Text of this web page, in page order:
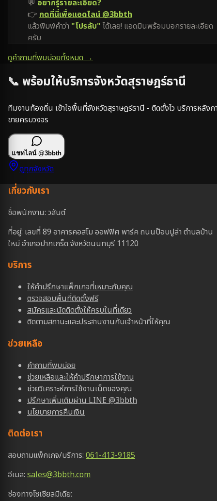
💬 อยากรู้รายละเอียด?
👉 กดที่นี่เพื่อแอดไลน์ @3bbth
แล้วพิมพ์คำว่า "โปรลับ" ได้เลย! แอดมินพร้อมบอกรายละเอียด
ครับ
ดูคำถามที่พบบ่อยทั้งหมด →
📞 พร้อมให้บริการจังหวัดสุราษฎร์ธานี
ทีมงานท้องถิ่น เข้าใจพื้นที่จังหวัดสุราษฎร์ธานี - ติดตั้งไว บริการหลังก
ขายครบวงจร
แชทไลน์ @3bbth
ดูทุกจังหวัด
เกี่ยวกับเรา
ชื่อพนักงาน: วสันต์
ที่อยู่: เลขที่ 89 อาคารคอสโม ออฟฟิศ พาร์ค ถนนป๊อบปูล่า ตำบลบ้าน
ใหม่ อำเภอปากเกร็ด จังหวัดนนทบุรี 11120
บริการ
ให้คำปรึกษาแพ็กเกจที่เหมาะกับคุณ
ตรวจสอบพื้นที่ติดตั้งฟรี
สมัครและนัดติดตั้งให้ครบในที่เดียว
ติดตามสถานะและประสานงานกับเจ้าหน้าที่ให้คุณ
ช่วยเหลือ
คำถามที่พบบ่อย
ช่วยเหลือและให้คำปรีกษาการใช้งาน
ช่วยวิเคราะห์การใช้งานเน็ตของคุณ
ปรึกษาเพิ่มเติมผ่าน LINE @3bbth
นโยบายการคืนเงิน
ติดต่อเรา
สอบถามแพ็กเกจ/บริการ: 061-413-9185
อีเมล: sales@3bbth.com
ช่องทางโซเชียลมีเดีย: